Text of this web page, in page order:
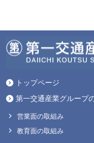
トップページ
第一交通産業グループ
営業面の取組み
教育面の取組み